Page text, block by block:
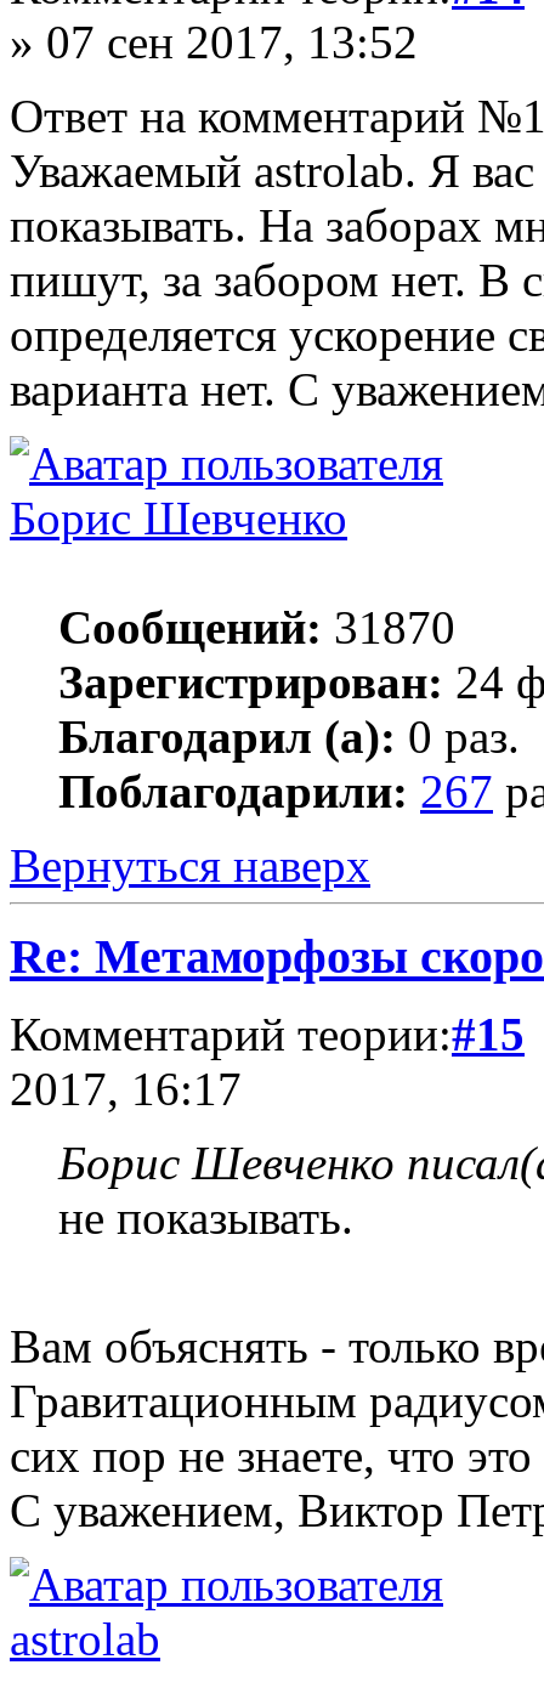
» 07 сен 2017, 13:52
Ответ на комментарий
Уважаемый astrolab. Я
показывать. На заборах
пишут, за забором нет. В
определяется ускорение
варианта нет. С
Борис Шевченко
Сообщений: 31870
Зарегистрирован: 24
Благодарил (а): 0 раз.
Поблагодарили: 267
Вернуться наверх
Re: Метаморфозы
Комментарий теории:#15
2017, 16:17
Борис Шевченко
не показывать.
Вам объяснять - только
Гравитационным
сих пор не знаете, что
С уважением, Виктор
astrolab